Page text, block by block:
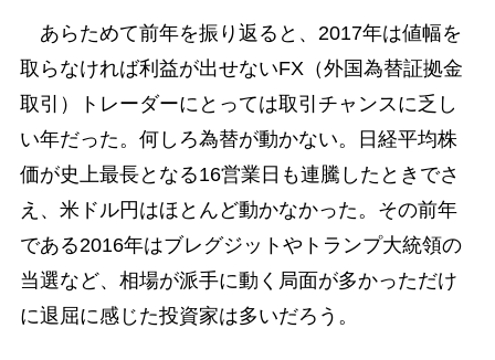
あらためて前年を振り返ると、2017年は値幅を
取らなければ利益が出せないFX（外国為替証拠金
取引）トレーダーにとっては取引チャンスに乏し
い年だった。何しろ為替が動かない。日経平均株
価が史上最長となる16営業日も連騰したときでさ
え、米ドル円はほとんど動かなかった。その前年
である2016年はブレグジットやトランプ大統領の
当選など、相場が派手に動く局面が多かっただけ
に退屈に感じた投資家は多いだろう。